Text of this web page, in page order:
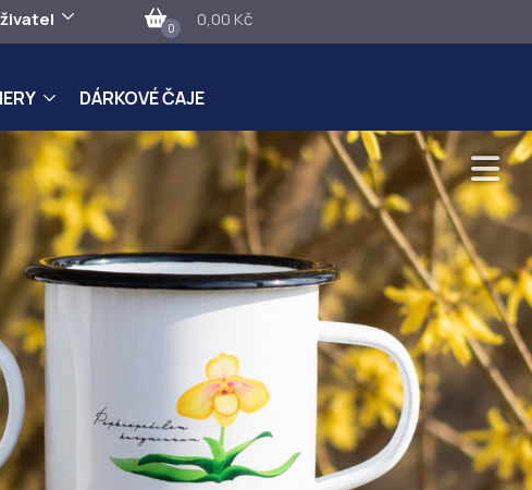
0 0,00 Kč
DÁRKOVÉ ČAJE